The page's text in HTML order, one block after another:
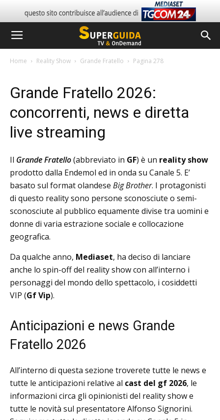
Home Reality Show Grande Fratello Pagina 278
Grande Fratello 2026:
concorrenti, news e diretta
live streaming
Il Grande Fratello(abbreviato in GF) è un reality show
prodotto dalla Endemol ed in onda su Canale 5. E’
basato sul format olandese Big Brother. I protagonisti
di questo reality sono persone sconosciute o semi-
sconosciute al pubblico equamente divise tra uomini e
donne di varia estrazione sociale e collocazione
geografica.
Da qualche anno, Mediaset, ha deciso di lanciare
anche lo spin-off del reality show con all’interno i
personaggi del mondo dello spettacolo, i cosiddetti
VIP (Gf Vip).
Anticipazioni e news Grande
Fratello 2026
All’interno di questa sezione troverete tutte le news e
tutte le anticipazioni relative al cast del gf 2026, le
informazioni circa gli opinionisti del reality show e
tutte le novità sul presentatore Alfonso Signorini.